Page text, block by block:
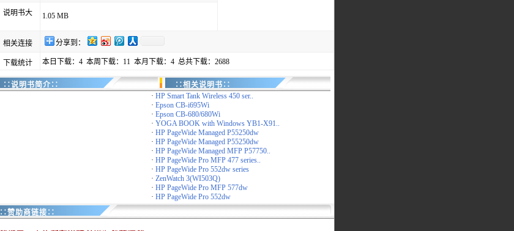
说明书大
1.05 MB
相关连接 分享到：
下载统计 本日下载：4 本周下载：11 本月下载：4 总共下载：2688
∷说明书简介∷
∷相关说明书∷
· HP Smart Tank Wireless 450 ser..
· Epson CB-i695Wi
· Epson CB-680/680Wi
· YOGA BOOK with Windows YB1-X91..
· HP PageWide Managed P55250dw
· HP PageWide Managed P55250dw
· HP PageWide Managed MFP P57750..
· HP PageWide Pro MFP 477 series..
· HP PageWide Pro 552dw series
· ZenWatch 3(WI503Q)
· HP PageWide Pro MFP 577dw
· HP PageWide Pro 552dw
∷赞助商链接∷